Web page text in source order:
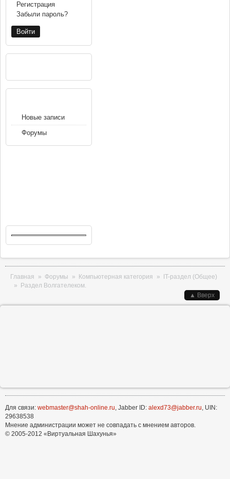
Регистрация
Забыли пароль?
Новые записи
Форумы
Вы здесь
Главная » Форумы » Компьютерная категория »
IT-раздел (Общее)
»
Раздел Волгателеком.
▲ Вверх
Для связи: webmaster@shah-online.ru, Jabber ID: alexd73@jabber.ru, UIN:
29638538
Мнение администрации может не совпадать с мнением авторов.
© 2005-2012 «Виртуальная Шахунья»